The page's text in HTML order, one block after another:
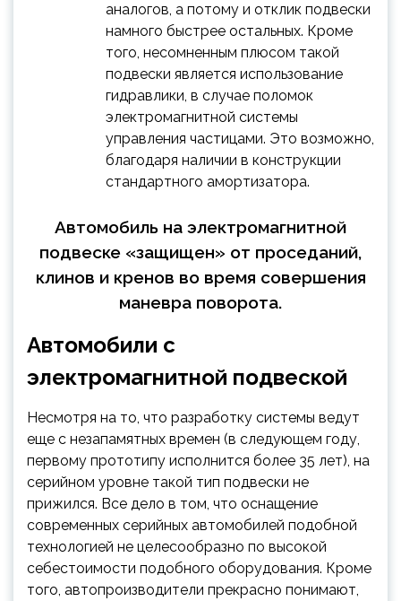
аналогов, а потому и отклик подвески
намного быстрее остальных. Кроме
того, несомненным плюсом такой
подвески является использование
гидравлики, в случае поломок
электромагнитной системы
управления частицами. Это возможно,
благодаря наличии в конструкции
стандартного амортизатора.
Автомобиль на электромагнитной
подвеске «защищен» от проседаний,
клинов и кренов во время совершения
маневра поворота.
Автомобили с
электромагнитной подвеской
Несмотря на то, что разработку системы ведут
еще с незапамятных времен (в следующем году,
первому прототипу исполнится более 35 лет), на
серийном уровне такой тип подвески не
прижился. Все дело в том, что оснащение
современных серийных автомобилей подобной
технологией не целесообразно по высокой
себестоимости подобного оборудования. Кроме
того, автопроизводители прекрасно понимают,